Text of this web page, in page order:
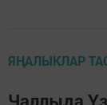
ЯҢАЛЫКЛАР